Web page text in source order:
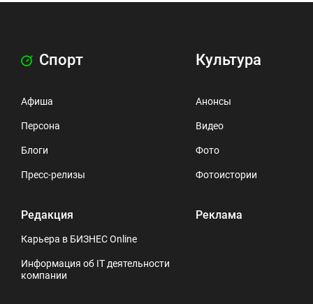
Спорт
Афиша
Персона
Блоги
Пресс-релизы
Редакция
Карьера в БИЗНЕС Online
Информация об IT деятельности
компании
Культура
Анонсы
Видео
Фото
Фотоистории
Реклама